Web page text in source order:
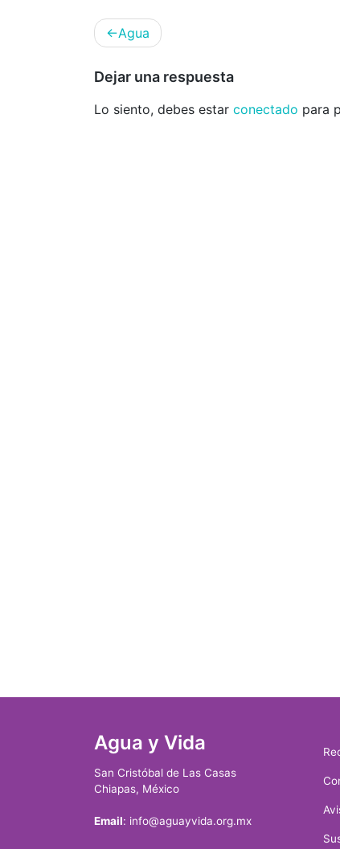
Navegación
de
entradas
Agua
Dejar una respuesta
Lo siento, debes estar conectado para
Agua y Vida
San Cristóbal de Las Casas
Chiapas, México
Email: info@aguayvida.org.mx